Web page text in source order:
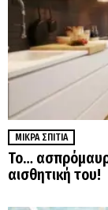
ΜΙΚΡΆ ΣΠΊΤΙΑ
Το…
αισθητική του!